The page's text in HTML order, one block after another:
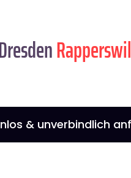
& unverbindlich